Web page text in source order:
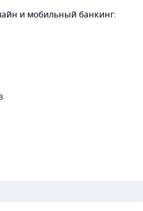
и мобильный банкинг: